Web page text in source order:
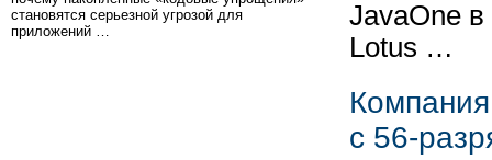
становятся серьезной угрозой для
приложений …
JavaOne
Lotus …
с 56-